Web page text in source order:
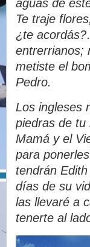
aguas de
Te traje
¿te
entrerrianos;
metiste el
Pedro.
Los ingleses
piedras de
Mamá y el
para
tendrán
días de su
las llevaré a
tenerte al